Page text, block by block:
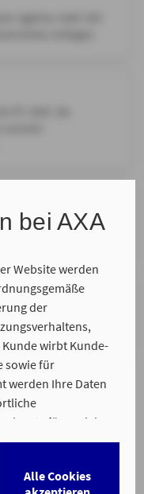
bei AXA
Website werden
der
wirbt Kunde-
sowie für
werden Ihre Daten
Dienste für Social
Werbung
Anbieter
Daten von anderen
Alle Cookies
uns Zeit für Ihr
Sie sich Ihren
Sie erreichen.